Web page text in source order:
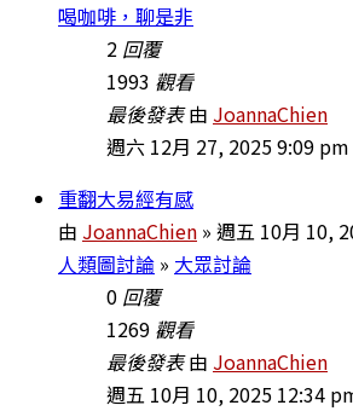
喝咖啡，聊是非
2 回覆
1993 觀看
最後發表由 JoannaChien
週六 12月 27, 2025 9:09 pm
重翻大易經有感
由 JoannaChien » 週五 10月 10,
人類圖討論 » 大眾討論
0 回覆
1269 觀看
最後發表由 JoannaChien
週五 10月 10, 2025 12:34